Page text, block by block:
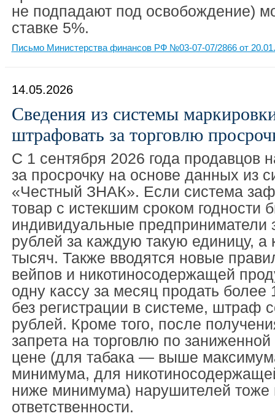
не подпадают под освобождение)
ставке 5%.
Письмо Министерства финансов РФ №03-07-07/2866 от
14.05.2026
Сведения из системы
штрафовать за торговлю
С 1 сентября 2026 года продавцов
за просрочку на основе данных из
«Честный ЗНАК». Если система
товар с истекшим сроком годности
индивидуальные предприниматели
рублей за каждую такую единицу,
тысяч. Также вводятся новые
вейпов и никотиносодержащей
одну кассу за месяц продать более
без регистрации в системе, штраф
рублей. Кроме того, после
запрета на торговлю по
цене (для табака — выше
минимума, для
ниже минимума) нарушителей тоже
ответственности.